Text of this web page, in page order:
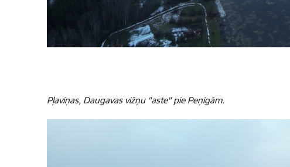
Pļaviņas, Daugavas vižņu "aste" pie Peņigām.